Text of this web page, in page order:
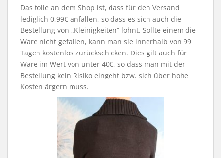
Das tolle an dem Shop ist, dass für den Versand
lediglich 0,99€ anfallen, so dass es sich auch die
Bestellung von „Kleinigkeiten“ lohnt. Sollte einem die
Ware nicht gefallen, kann man sie innerhalb von 99
Tagen kostenlos zurückschicken. Dies gilt auch für
Ware im Wert von unter 40€, so dass man mit der
Bestellung kein Risiko eingeht bzw. sich über hohe
Kosten ärgern muss.